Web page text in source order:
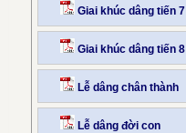
Giai khúc dâng tiến 7
Giai khúc dâng tiến 8
Lễ dâng chân thành
Lễ dâng đời con